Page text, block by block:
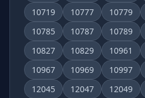
10719
10777 10779
10785
10787 10789
10827
10829 10961
10967
10969 10997
12045
12047 12049